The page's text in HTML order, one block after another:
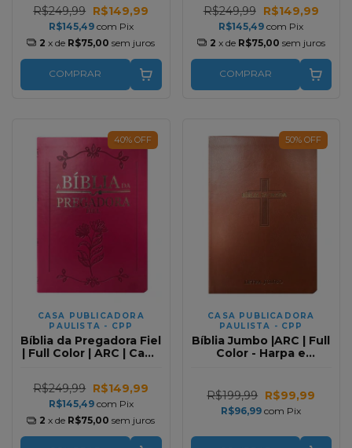
R$249,99 R$149,99
R$145,49 com Pix
2 x de R$75,00 sem juros
COMPRAR
R$249,99 R$149,99
R$145,49com Pix
2 x de R$75,00 sem juros
COMPRAR
40% OFF
CASA PUBLICADORA
PAULISTA - CPP
Bíblia da Pregadora Fiel
| Full Color | ARC | Capa
R$249,99 R$149,99
R$145,49 com Pix
2 x de R$75,00 sem juros
50% OFF
CASA PUBLICADORA
PAULISTA - CPP
Bíblia Jumbo |ARC | Full
Color - Harpa e
R$199,99 R$99,99
R$96,99com Pix